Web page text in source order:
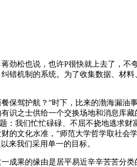
松也说，也许P很快就上去了，不
错机制的系统。为了收集数据、材
驾护航？”时下，比来的渤海漏油
识之士供给一个交换场地和消息库
：我们忙忙碌碌、不屈不挠地逃求
文化水准，”师范大学哲学取社会
来我们采用单一的目标。
果的缘由是居平易近辛辛苦苦分类